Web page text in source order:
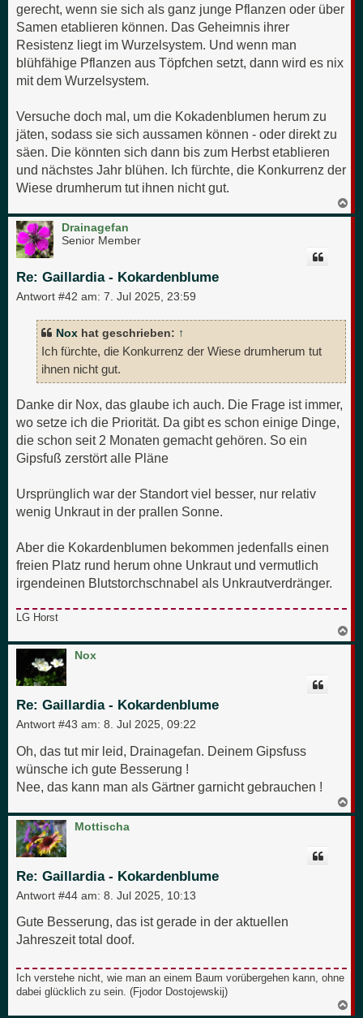
gerecht, wenn sie sich als ganz junge Pflanzen oder über
Samen etablieren können. Das Geheimnis ihrer
Resistenz liegt im Wurzelsystem. Und wenn man
blühfähige Pflanzen aus Töpfchen setzt, dann wird es nix
mit dem Wurzelsystem.
Versuche doch mal, um die Kokadenblumen herum zu
jäten, sodass sie sich aussamen können - oder direkt zu
säen. Die könnten sich dann bis zum Herbst etablieren
und nächstes Jahr blühen. Ich fürchte, die Konkurrenz der
Wiese drumherum tut ihnen nicht gut.
a
Drainagefan
Senior Member
Re: Gaillardia - Kokardenblume
Antwort #42 am: 7. Jul 2025, 23:59
Nox hat geschrieben: ↑
Ich fürchte, die Konkurrenz der Wiese drumherum tut
ihnen nicht gut.
Danke dir Nox, das glaube ich auch. Die Frage ist immer,
wo setze ich die Priorität. Da gibt es schon einige Dinge,
die schon seit 2 Monaten gemacht gehören. So ein
Gipsfuß zerstört alle Pläne
Ursprünglich war der Standort viel besser, nur relativ
wenig Unkraut in der prallen Sonne.
Aber die Kokardenblumen bekommen jedenfalls einen
freien Platz rund herum ohne Unkraut und vermutlich
irgendeinen Blutstorchschnabel als Unkrautverdränger.
LG Horst
a
Nox
Re: Gaillardia - Kokardenblume
Antwort #43 am: 8. Jul 2025, 09:22
Oh, das tut mir leid, Drainagefan. Deinem Gipsfuss
wünsche ich gute Besserung !
Nee, das kann man als Gärtner garnicht gebrauchen !
a
Mottischa
Re: Gaillardia - Kokardenblume
Antwort #44 am: 8. Jul 2025, 10:13
Gute Besserung, das ist gerade in der aktuellen
Jahreszeit total doof.
Ich verstehe nicht, wie man an einem Baum vorübergehen kann, ohne
dabei glücklich zu sein. (Fjodor Dostojewskij)
a